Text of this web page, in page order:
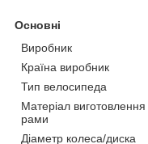
Основні
Виробник
Країна виробник
Тип велосипеда
Матеріал виготовлення
рами
Діаметр колеса/диска